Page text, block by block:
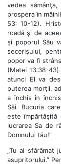
vedea
prospera în
53: 10-12).
roadă şi de
şi poporul Său
secerişului,
popor va fi
(Matei 13:38-
atunci El va
puterea morţii,
a închis în
Săi. Bucuria
este
lucrarea Sa de
Domnului tău!”
„Tu ai sfărâmat
asupritorului.”